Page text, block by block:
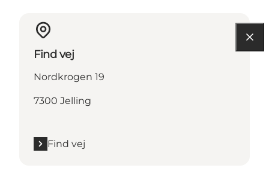
Find vej
Nordkrogen 19
7300 Jelling
Find vej